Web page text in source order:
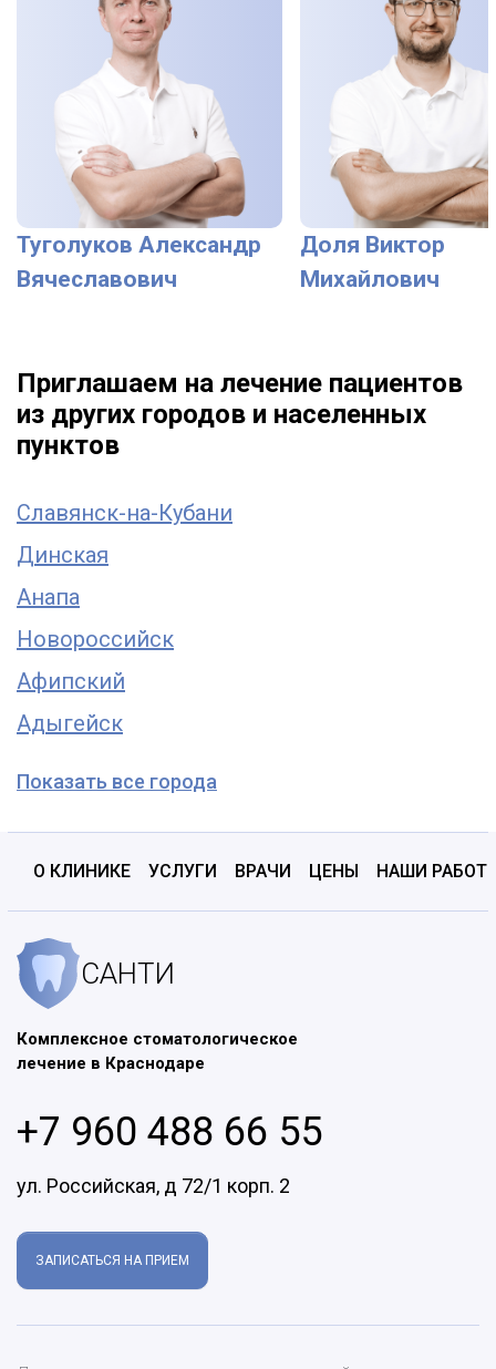
Туголуков Александр
Вячеславович
Доля Виктор
Михайлович
Приглашаем на лечение пациентов
из других городов и населенных
пунктов
Славянск-на-Кубани
Динская
Анапа
Новороссийск
Афипский
Адыгейск
Показать все города
О КЛИНИКЕ УСЛУГИ ВРАЧИ ЦЕНЫ НАШИ
САНТИ
Комплексное стоматологическое
лечение в Краснодаре
+7 960 488 66 55
ул. Российская, д 72/1 корп. 2
ЗАПИСАТЬСЯ НА ПРИЕМ